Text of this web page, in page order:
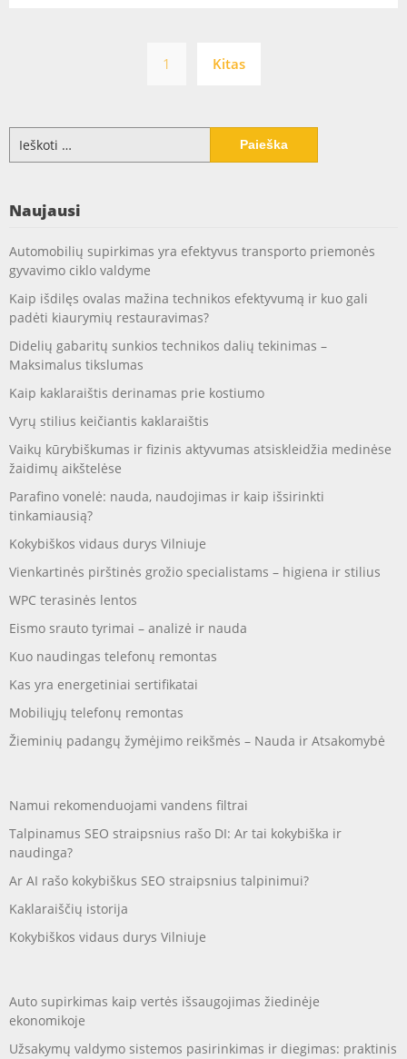
puslapiavimas
1 Kitas
Ieškoti:
Naujausi
Automobilių supirkimas yra efektyvus transporto priemonės
gyvavimo ciklo valdyme
Kaip išdilęs ovalas mažina technikos efektyvumą ir kuo gali
padėti kiaurymių restauravimas?
Didelių gabaritų sunkios technikos dalių tekinimas –
Maksimalus tikslumas
Kaip kaklaraištis derinamas prie kostiumo
Vyrų stilius keičiantis kaklaraištis
Vaikų kūrybiškumas ir fizinis aktyvumas atsiskleidžia medinėse
žaidimų aikštelėse
Parafino vonelė: nauda, naudojimas ir kaip išsirinkti
tinkamiausią?
Kokybiškos vidaus durys Vilniuje
Vienkartinės pirštinės grožio specialistams – higiena ir stilius
WPC terasinės lentos
Eismo srauto tyrimai – analizė ir nauda
Kuo naudingas telefonų remontas
Kas yra energetiniai sertifikatai
Mobiliųjų telefonų remontas
Žieminių padangų žymėjimo reikšmės – Nauda ir Atsakomybė
Namui rekomenduojami vandens filtrai
Talpinamus SEO straipsnius rašo DI: Ar tai kokybiška ir
naudinga?
Ar AI rašo kokybiškus SEO straipsnius talpinimui?
Kaklaraiščių istorija
Kokybiškos vidaus durys Vilniuje
Auto supirkimas kaip vertės išsaugojimas žiedinėje
ekonomikoje
Užsakymų valdymo sistemos pasirinkimas ir diegimas: praktinis